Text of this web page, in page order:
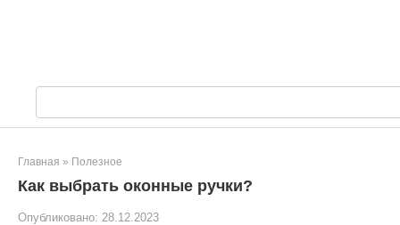
о
и
:
Главная » Полезное
Как выбрать оконные ручки?
Опубликовано: 28.12.2023